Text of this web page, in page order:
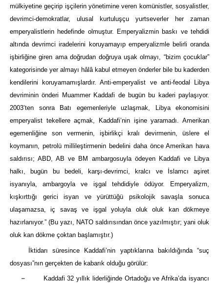
mülkiyetine geçirip işçilerin yönetimine veren komünistler, sosyalistler,
devrimci-demokratlar, ulusal kurtuluşçu yurtseverler her zaman
emperyalistlerin hedefinde olmuştur. Emperyalizmin baskı ve tehdidi
altında devrimci iradelerini koruyamayıp emperyalizmle belirli oranda
işbirliğine giren ama doğrudan doğruya uşak olmayı, “bizim çocuklar”
kategorisinde yer almayı hâlâ kabul etmeyen önderler bile bu kaderden
kendilerini koruyamamışlardır. Anti-emperyalist ve anti-feodal Libya
devriminin önderi Muammer Kaddafi de bugün bu kaderi paylaşıyor.
2003’ten sonra Batı egemenleriyle uzlaşmak, Libya ekonomisini
emperyalist tekellere açmak, Kaddafi’nin işine yaramadı. Amerikan
egemenliğine son vermenin, işbirlikçi kralı devirmenin, üslere el
koymanın, petrolü millileştirmenin bedelini daha önce Amerikan hava
saldırısı; ABD, AB ve BM ambargosuyla ödeyen Kaddafi ve Libya
halkı, bugün bu bedeli, karşı-devrimci, kralcı ve İslamcı aşiret
isyanıyla, ambargoyla ve işgal tehdidiyle ödüyor. Emperyalizm,
kışkırttığı gerici isyan ve yürüttüğü psikolojik savaşla sonuca
ulaşamazsa, iç savaş ve işgal yoluyla oluk oluk kan dökmeye
hazırlanıyor.” (Bu yazı, NATO saldırısından önce yazılmıştır; yani oluk
oluk kan dökme çoktan başlamıştır.)
İktidarı süresince Kaddafi’nin yaptıklarına bakıldığında “suç
dosyası”nın gerçekten de kabarık olduğu görülür:
–
Kaddafi 32 yıllık liderliğinde Ortadoğu ve Afrika’da isyancı